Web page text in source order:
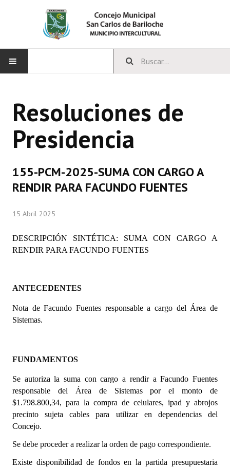
CONCEJO
Bloques Políticos
Comisiones Permanentes
Programas
Constitución Nacional
Constitución Provincial
Organigrama
DOCUMENTOS
Proyectos Presentados
Resoluciones de
Presidencia
155-PCM-2025-SUMA CON CARGO A
RENDIR PARA FACUNDO FUENTES
15 Abril 2025
DESCRIPCIÓN SINTÉTICA: SUMA CON CARGO A
RENDIR PARA FACUNDO FUENTES
ANTECEDENTES
Nota de Facundo Fuentes responsable a cargo del Área de
Sistemas.
FUNDAMENTOS
Se autoriza la suma con cargo a rendir a Facundo Fuentes
responsable del Área de Sistemas por el monto de
$1.798.800,34, para la compra de celulares, ipad y abrojos
precinto sujeta cables para utilizar en dependencias del
Concejo.
Se debe proceder a realizar la orden de pago correspondiente.
Existe disponibilidad de fondos en la partida presupuestaria